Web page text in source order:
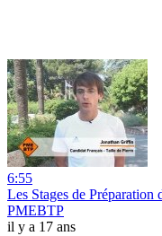
6:55
Les Stages de Préparation
PMEBTP
il y a 17 ans